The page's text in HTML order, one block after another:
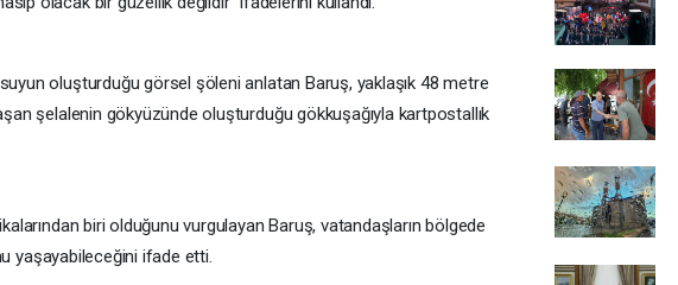
oluşturduğu görsel şöleni anlatan Baruş, yaklaşık 48 metre
şelalenin gökyüzünde oluşturduğu gökkuşağıyla kartpostallık
biri olduğunu vurgulayan Baruş, vatandaşların bölgede
yaşayabileceğini ifade etti.